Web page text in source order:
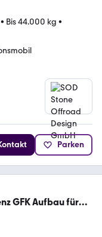
• Bis 44.000 kg •
Parken
GFK Aufbau für